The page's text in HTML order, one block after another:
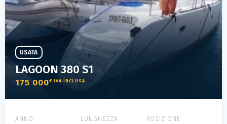
LAGOON 380 S1
175 000€ IVA INCLUSA
USATA
ANNO LUNGHEZZA POSIZIONE